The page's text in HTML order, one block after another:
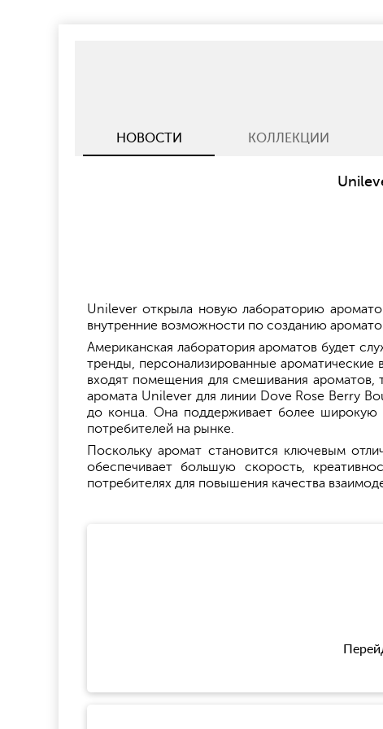
НОВОСТИ КОЛЛЕКЦИИ
Unilever открыла новую лабораторию
внутренние возможности по созданию
Американская лаборатория ароматов будет
тренды, персонализированные
входят помещения для смешивания ароматов,
аромата Unilever для линии Dove Rose Berry
до конца. Она поддерживает более широкую
потребителей на рынке.
Поскольку аромат становится ключевым
обеспечивает большую скорость,
потребителях для повышения качества